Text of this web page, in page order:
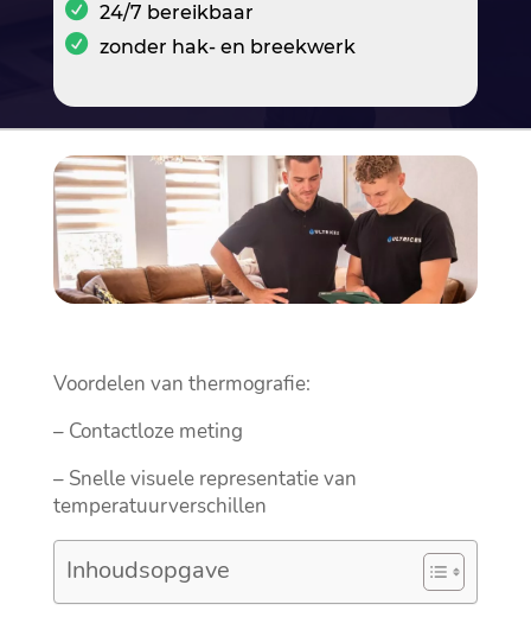
24/7 bereikbaar
zonder hak- en breekwerk
Voordelen van thermografie:
– Contactloze meting
– Snelle visuele representatie van
temperatuurverschillen
Inhoudsopgave